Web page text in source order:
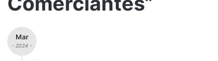
Mar
- 2024 -